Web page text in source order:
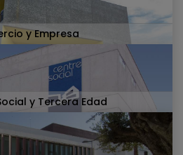
y Empresa
y Tercera Edad